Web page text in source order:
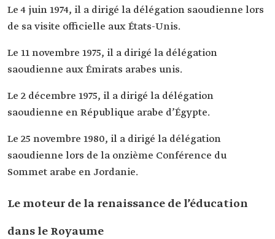
Le 4 juin 1974, il a dirigé la délégation saoudienne lors
de sa visite officielle aux États-Unis.
Le 11 novembre 1975, il a dirigé la délégation
saoudienne aux Émirats arabes unis.
Le 2 décembre 1975, il a dirigé la délégation
saoudienne en République arabe d’Égypte.
Le 25 novembre 1980, il a dirigé la délégation
saoudienne lors de la onzième Conférence du
Sommet arabe en Jordanie.
Le moteur de la renaissance de l’éducation
dans le Royaume